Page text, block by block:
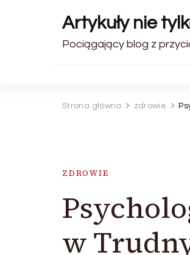
Artykuły nie
Pociągający blog z
Strona główna zdrowie
ZDROWIE
w